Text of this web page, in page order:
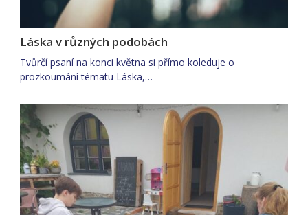
Láska v různých podobách
Tvůrčí psaní na konci května si přímo koleduje o
prozkoumání tématu Láska,…